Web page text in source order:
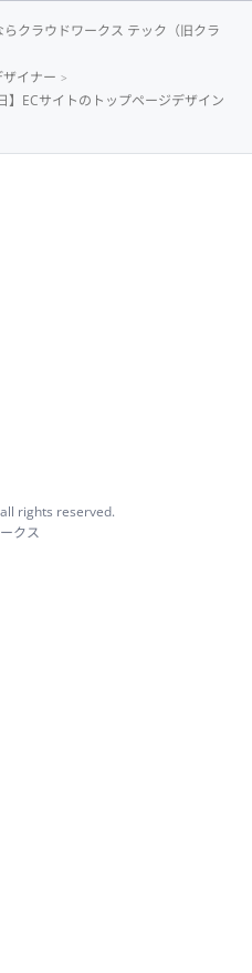
クラウドワークス テック（旧クラ
イナー
】ECサイトのトップページデザイン
rights reserved.
クス